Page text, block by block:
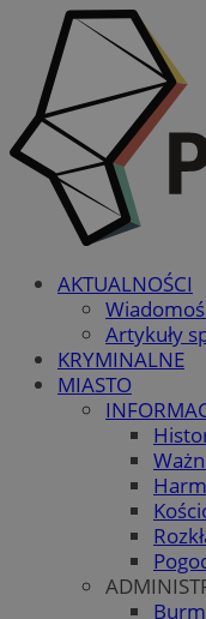
AKTUALNOŚCI
Artykuły
KRYMINALNE
MIASTO